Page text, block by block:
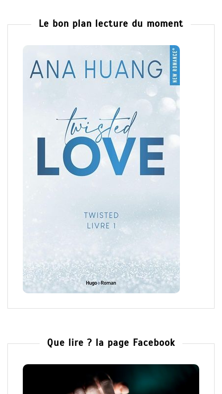
Le bon plan lecture du moment
Que lire ? la page Facebook